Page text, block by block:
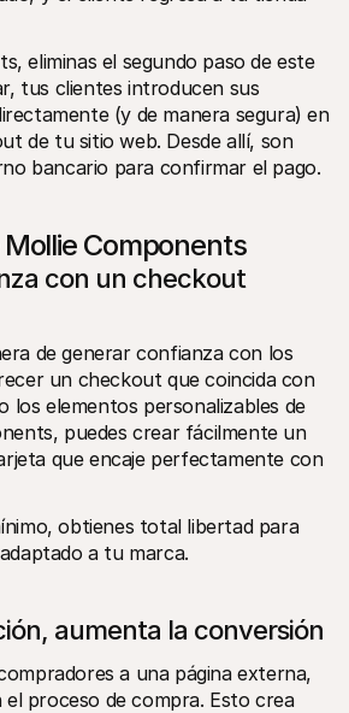
eliminas el segundo paso de este
tus clientes introducen sus
(y de manera segura) en
de tu sitio web. Desde allí, son
bancario para confirmar el pago.
Components
con un checkout
de generar confianza con los
un checkout que coincida con
los elementos personalizables de
puedes crear fácilmente un
que encaje perfectamente con
obtienes total libertad para
a tu marca.
aumenta la conversión
a una página externa,
el proceso de compra. Esto crea